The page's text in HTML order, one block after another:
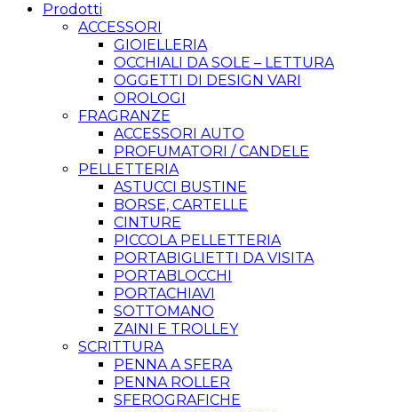
Prodotti
ACCESSORI
GIOIELLERIA
OCCHIALI DA SOLE – LETTURA
OGGETTI DI DESIGN VARI
OROLOGI
FRAGRANZE
ACCESSORI AUTO
PROFUMATORI / CANDELE
PELLETTERIA
ASTUCCI BUSTINE
BORSE, CARTELLE
CINTURE
PICCOLA PELLETTERIA
PORTABIGLIETTI DA VISITA
PORTABLOCCHI
PORTACHIAVI
SOTTOMANO
ZAINI E TROLLEY
SCRITTURA
PENNA A SFERA
PENNA ROLLER
SFEROGRAFICHE